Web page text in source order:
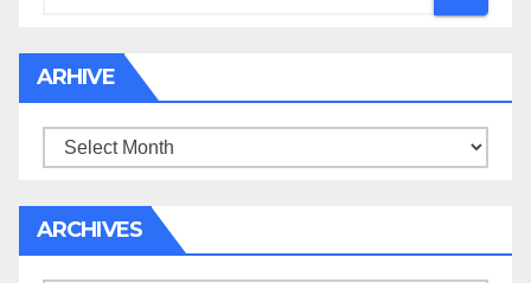
ARHIVE
Arhive
ARCHIVES